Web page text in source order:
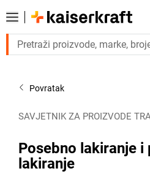
hitno? Pogledajte našu
Povratak
SAVJETNIK ZA PROIZVODE
Posebno lakiranje i
lakiranje